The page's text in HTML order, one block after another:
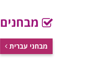
מבחנים
מבחני עברית